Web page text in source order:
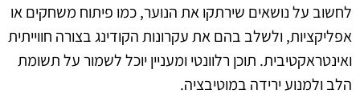
לחשוב על נושאים שירתקו את הנוער, כמו פיתוח משחקים או
אפליקציות, ולשלב בהם את עקרונות הקודינג בצורה חווייתית
ואינטראקטיבית. תוכן רלוונטי ומעניין יוכל לשמור על תשומת
הלב ולמנוע ירידה במוטיבציה.